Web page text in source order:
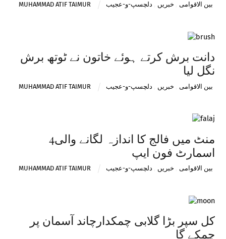
MUHAMMAD ATIF TAIMUR بین الاقوامی خبریں دلچسپ-و-عجیب
دانت برش کرتے ہوئے خاتون نے ٹوتھ برش
نگل لیا
MUHAMMAD ATIF TAIMUR بین الاقوامی خبریں دلچسپ-و-عجیب
4منٹ میں فالج کا اندازہ لگانے والی
اسمارٹ فون ایپ
MUHAMMAD ATIF TAIMUR بین الاقوامی خبریں دلچسپ-و-عجیب
کل سپر بڑا گلابی چمکدارچاند آسمان پر
چمکے گا